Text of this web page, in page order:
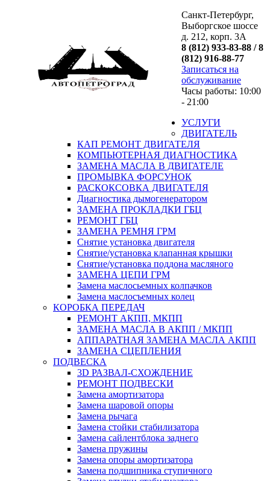
Санкт-Петербург,
Выборгское шоссе
д. 212, корп. 3А
8 (812) 933-83-88 / 8
(812) 916-88-77
Записаться на
обслуживание
Часы работы: 10:00
- 21:00
УСЛУГИ
ДВИГАТЕЛЬ
КАП РЕМОНТ ДВИГАТЕЛЯ
КОМПЬЮТЕРНАЯ ДИАГНОСТИКА
ЗАМЕНА МАСЛА В ДВИГАТЕЛЕ
ПРОМЫВКА ФОРСУНОК
РАСКОКСОВКА ДВИГАТЕЛЯ
Диагностика дымогенератором
ЗАМЕНА ПРОКЛАДКИ ГБЦ
РЕМОНТ ГБЦ
ЗАМЕНА РЕМНЯ ГРМ
Снятие установка двигателя
Cнятие/установка клапанная крышки
Cнятие/установка поддона масляного
ЗАМЕНА ЦЕПИ ГРМ
Замена маслосьемных колпачков
Замена маслосъемных колец
КОРОБКА ПЕРЕДАЧ
РЕМОНТ АКПП, МКПП
ЗАМЕНА МАСЛА В АКПП / МКПП
АППАРАТНАЯ ЗАМЕНА МАСЛА АКПП
ЗАМЕНА СЦЕПЛЕНИЯ
ПОДВЕСКА
3D РАЗВАЛ-СХОЖДЕНИЕ
РЕМОНТ ПОДВЕСКИ
Замена амортизатора
Замена шаровой опоры
Замена рычага
Замена стойки стабилизатора
Замена сайлентблока заднего
Замена пружины
Замена опоры амортизатора
Замена подшипника ступичного